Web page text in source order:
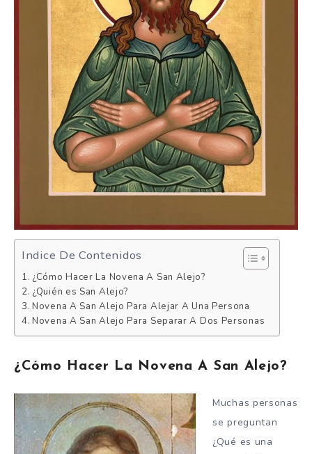
Indice De Contenidos
¿Cómo Hacer La Novena A San Alejo?
¿Quién es San Alejo?
Novena A San Alejo Para Alejar A Una Persona
Novena A San Alejo Para Separar A Dos Personas
¿Cómo Hacer La Novena A San Alejo?
Muchas personas
se preguntan
¿Qué es una